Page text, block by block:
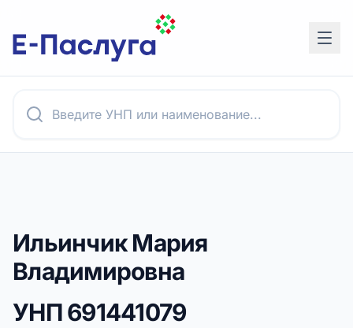
Ильинчик Мария
Владимировна
УНП691441079